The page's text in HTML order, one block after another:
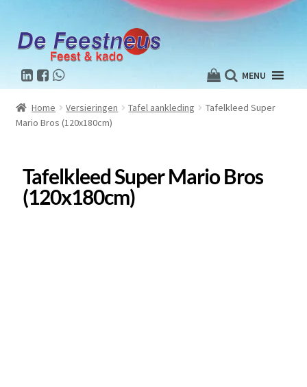
MENU
Home Versieringen Tafel aankleding
Tafelkleed Super
Mario Bros (120x180cm)
Tafelkleed Super Mario Bros
(120x180cm)